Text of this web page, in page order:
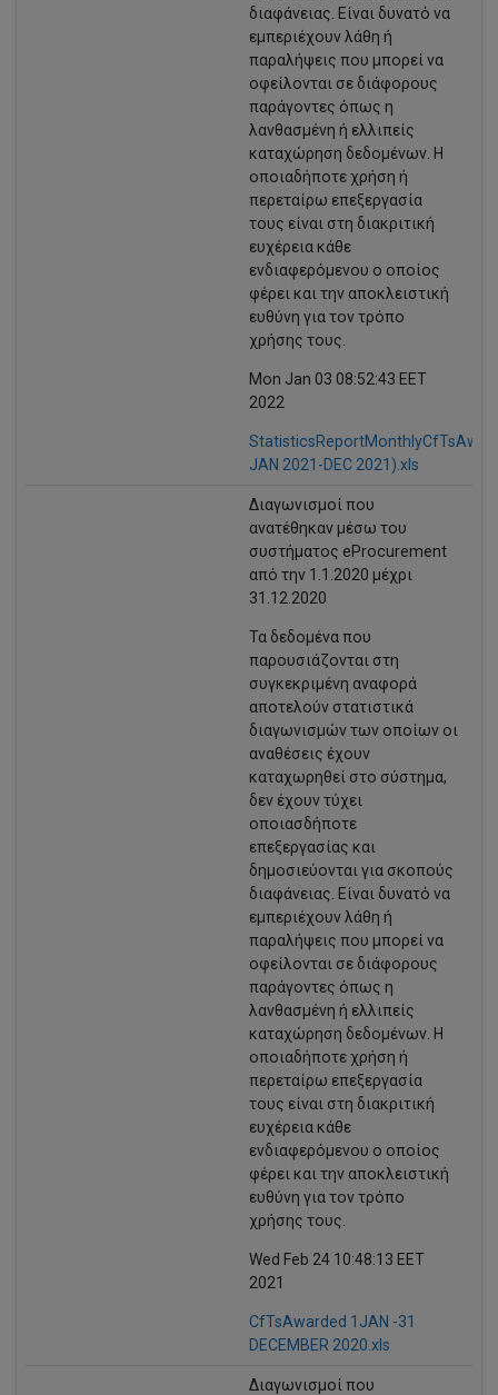
διαφάνειας. Είναι δυνατό να
εμπεριέχουν λάθη ή
παραλήψεις που μπορεί να
οφείλονται σε διάφορους
παράγοντες όπως η
λανθασμένη ή ελλιπείς
καταχώρηση δεδομένων. Η
οποιαδήποτε χρήση ή
περεταίρω επεξεργασία
τους είναι στη διακριτική
ευχέρεια κάθε
ενδιαφερόμενου ο οποίος
φέρει και την αποκλειστική
ευθύνη για τον τρόπο
χρήσης τους.
Mon Jan 03 08:52:43 EET
2022
JAN 2021-DEC 2021).xls
Διαγωνισμοί που
ανατέθηκαν μέσω του
συστήματος eProcurement
από την 1.1.2020 μέχρι
31.12.2020
Τα δεδομένα που
παρουσιάζονται στη
συγκεκριμένη αναφορά
αποτελούν στατιστικά
διαγωνισμών των οποίων οι
αναθέσεις έχουν
καταχωρηθεί στο σύστημα,
δεν έχουν τύχει
οποιασδήποτε
επεξεργασίας και
δημοσιεύονται για σκοπούς
διαφάνειας. Είναι δυνατό να
εμπεριέχουν λάθη ή
παραλήψεις που μπορεί να
οφείλονται σε διάφορους
παράγοντες όπως η
λανθασμένη ή ελλιπείς
καταχώρηση δεδομένων. Η
οποιαδήποτε χρήση ή
περεταίρω επεξεργασία
τους είναι στη διακριτική
ευχέρεια κάθε
ενδιαφερόμενου ο οποίος
φέρει και την αποκλειστική
ευθύνη για τον τρόπο
χρήσης τους.
Wed Feb 24 10:48:13 EET
2021
CfTsAwarded 1JAN -31
DECEMBER 2020.xls
Διαγωνισμοί που